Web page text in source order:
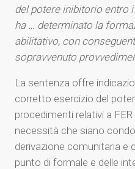
del potere inibitorio entro
ha … determinato la
abilitativo, con
sopravvenuto
La sentenza offre
corretto esercizio del
procedimenti relativi a
necessità che siano
derivazione comunitaria e
punto di formale e delle